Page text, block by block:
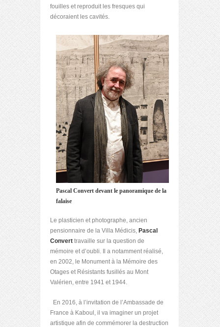
fouilles et reproduit les fresques qui
décoraient les cavités.
Pascal Convert devant le panoramique de la
falaise
Le plasticien et photographe, ancien
pensionnaire de la Villa Médicis, Pascal
Convert travaille sur la question de
mémoire et d’oubli. Il a notamment réalisé,
en 2002, le Monument à la Mémoire des
Otages et Résistants fusillés au Mont
Valérien, entre 1941 et 1944.
En 2016, à l’invitation de l’Ambassade de
France à Kaboul, il va imaginer un projet
artistique afin de commémorer la destruction